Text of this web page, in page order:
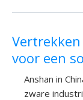
voor een
Anshan in
zware